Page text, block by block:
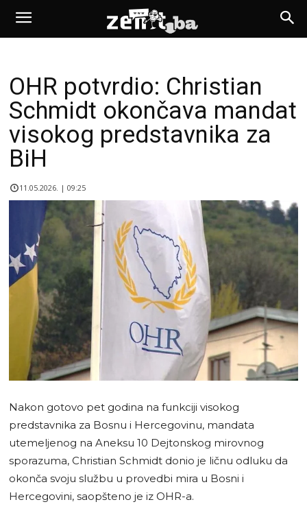
OHR potvrdio: Christian
Schmidt okončava mandat
visokog predstavnika za
BiH
11.05.2026. | 09:25
Nakon gotovo pet godina na funkciji visokog
predstavnika za Bosnu i Hercegovinu, mandata
utemeljenog na Aneksu 10 Dejtonskog mirovnog
sporazuma, Christian Schmidt donio je ličnu odluku da
okonča svoju službu u provedbi mira u Bosni i
Hercegovini, saopšteno je iz OHR-a.